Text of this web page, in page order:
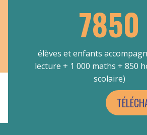
7850
élèves et enfants
lecture + 1 000 maths + 850
scolaire)